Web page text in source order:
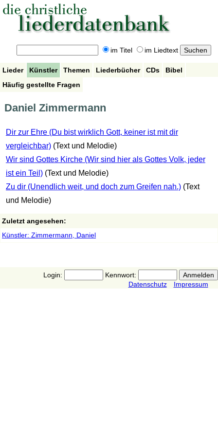
im Titel im Liedtext
Lieder Künstler Themen Liederbücher CDs
Bibel
Häufig gestellte Fragen
Daniel Zimmermann
Dir zur Ehre (Du bist wirklich Gott, keiner ist mit dir
vergleichbar) (Text und Melodie)
Wir sind Gottes Kirche (Wir sind hier als Gottes Volk, jeder
ist ein Teil) (Text und Melodie)
Zu dir (Unendlich weit, und doch zum Greifen nah.) (Text
und Melodie)
Zuletzt angesehen:
Künstler: Zimmermann, Daniel
Login:
Kennwort:
Datenschutz
Impressum